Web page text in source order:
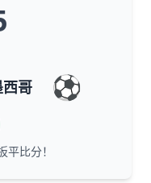
西哥 ⚽
比分！